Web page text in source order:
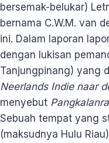
bersemak-belukar)
bernama C.W.M. van
ini. Dalam laporan
dengan lukisan
Tanjungpinang) yang
Neerlands Indie naar
menyebut
Sebuah tempat yang
(maksudnya Hulu